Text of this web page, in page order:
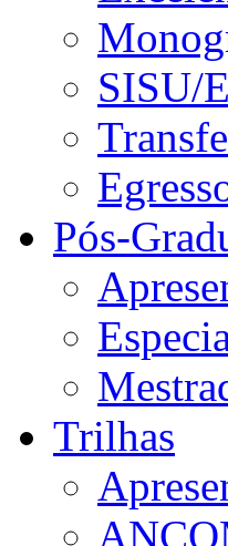
SISU/
Pós-
Trilhas